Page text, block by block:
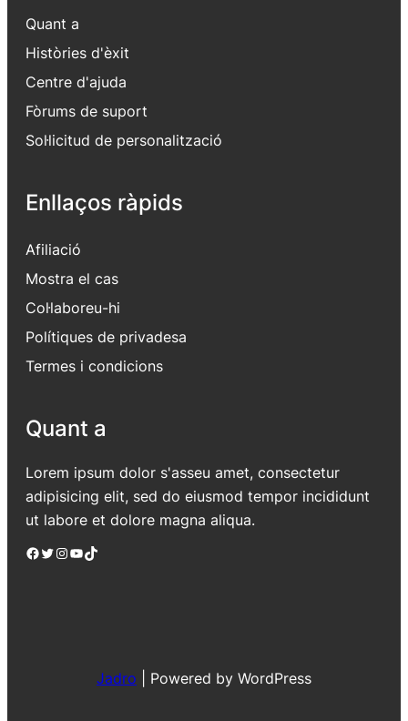
Quant a
Històries d'èxit
Centre d'ajuda
Fòrums de suport
Sol·licitud de personalització
Enllaços ràpids
Afiliació
Mostra el cas
Col·laboreu-hi
Polítiques de privadesa
Termes i condicions
Quant a
Lorem ipsum dolor s'asseu amet, consectetur
adipisicing elit, sed do eiusmod tempor incididunt
ut labore et dolore magna aliqua.
Facebook Twitter Instagram YouTube TikTok
Jadro Powered by WordPress